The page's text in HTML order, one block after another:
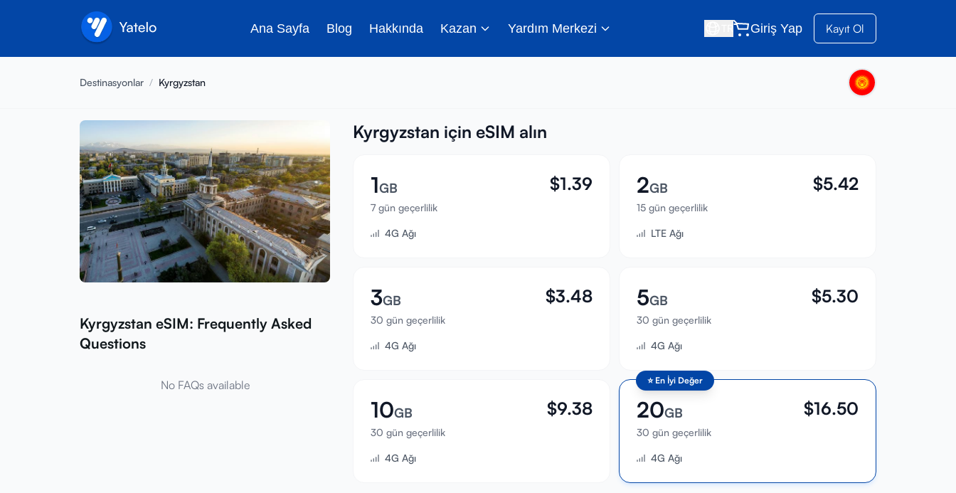
Ana Sayfa Blog Hakkında Kazan Yardım Merkezi Giriş Yap Kayıt Ol
Destinasyonlar / Kyrgyzstan
Kyrgyzstan eSIM: Frequently Asked
Questions
No FAQs available
Kyrgyzstan için eSIM alın
1GB
7 gün geçerlilik
$1.39
4G Ağı
2GB
15 gün geçerlilik
$5.42
LTE Ağı
3GB
30 gün geçerlilik
$3.48
4G Ağı
5GB
30 gün geçerlilik
$5.30
4G Ağı
10GB
30 gün geçerlilik
$9.38
4G Ağı
⭐ En İyi Değer
20GB
30 gün geçerlilik
$16.50
4G Ağı